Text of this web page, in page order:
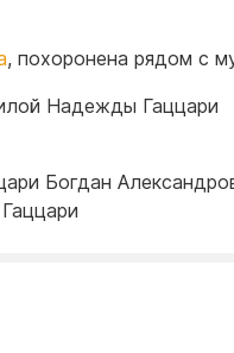
, похоронена рядом с
Надежды Гаццари
Богдан